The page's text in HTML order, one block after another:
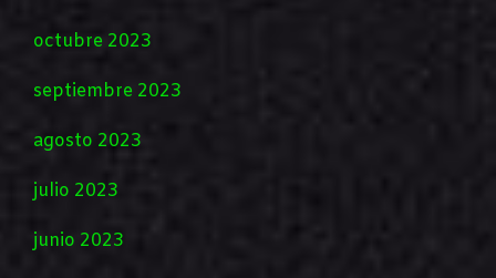
octubre 2023
septiembre 2023
agosto 2023
julio 2023
junio 2023